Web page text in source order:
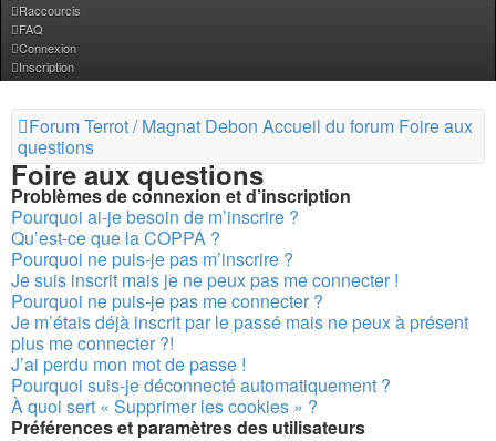
Raccourcis
FAQ
Connexion
Inscription
Forum Terrot / Magnat Debon Accueil du forum Foire aux
questions
Foire aux questions
Problèmes de connexion et d’inscription
Pourquoi ai-je besoin de m’inscrire ?
Qu’est-ce que la COPPA ?
Pourquoi ne puis-je pas m’inscrire ?
Je suis inscrit mais je ne peux pas me connecter !
Pourquoi ne puis-je pas me connecter ?
Je m’étais déjà inscrit par le passé mais ne peux à présent
plus me connecter ?!
J’ai perdu mon mot de passe !
Pourquoi suis-je déconnecté automatiquement ?
À quoi sert « Supprimer les cookies » ?
Préférences et paramètres des utilisateurs